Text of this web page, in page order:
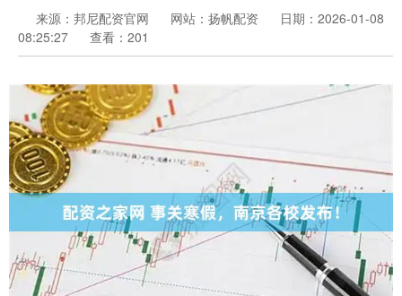
来源：邦尼配资官网 网站：扬帆配资
日期：2026-01-08
08:25:27
查看：201